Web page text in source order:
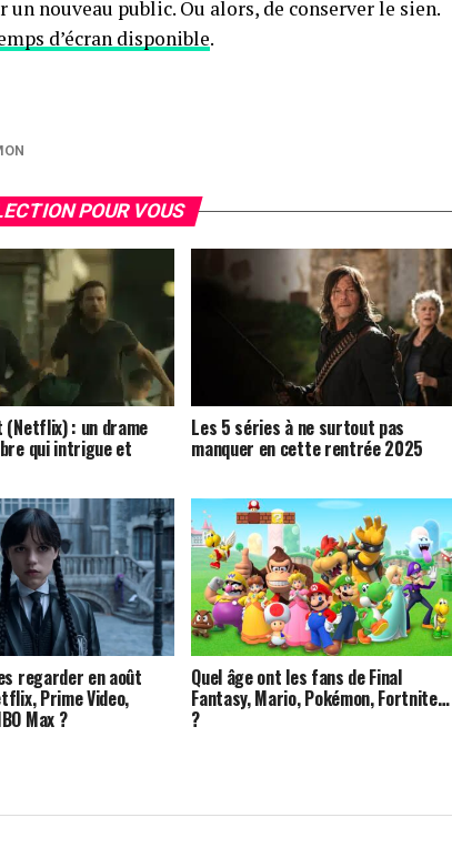
nouveau public. Ou alors, de conserver le sien.
d’écran disponible.
POUR VOUS
(Netflix) : un drame
qui intrigue et
Les 5 séries à ne surtout pas
manquer en cette rentrée 2025
regarder en août
Prime Video,
Max ?
Quel âge ont les fans de Final
Fantasy, Mario, Pokémon, Fortnite…
?